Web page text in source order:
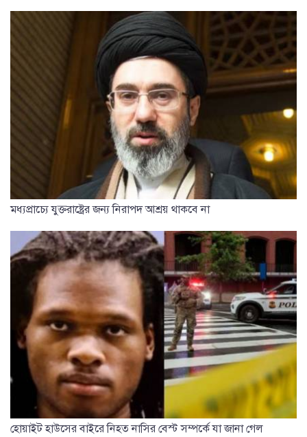
মধ্যপ্রাচ্যে যুক্তরাষ্ট্রের জন্য নিরাপদ আশ্রয় থাকবে না
হোয়াইট হাউসের বাইরে নিহত নাসির বেস্ট সম্পর্কে যা জানা গেল